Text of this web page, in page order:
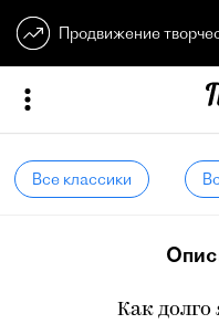
Продвижение
Все классики
Как долго